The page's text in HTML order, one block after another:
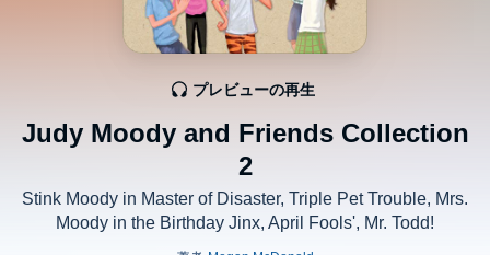
Judy Moody and Friends Collection
2
Stink Moody in Master of Disaster, Triple Pet Trouble, Mrs.
Moody in the Birthday Jinx, April Fools', Mr. Todd!
プレビューの再生